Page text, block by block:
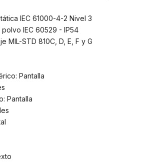
IEC 61000-4-2 Nivel 3
IEC 60529 - IP54
MIL-STD 810C, D, E, F y G
Pantalla
Pantalla